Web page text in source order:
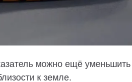
можно ещё
к земле.